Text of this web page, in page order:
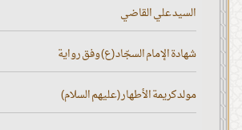
السيد علي القاضي
شهادة الإمام السجّاد (ع) وفق رواية
مولد كريمة الأطهار (عليهم السلام)